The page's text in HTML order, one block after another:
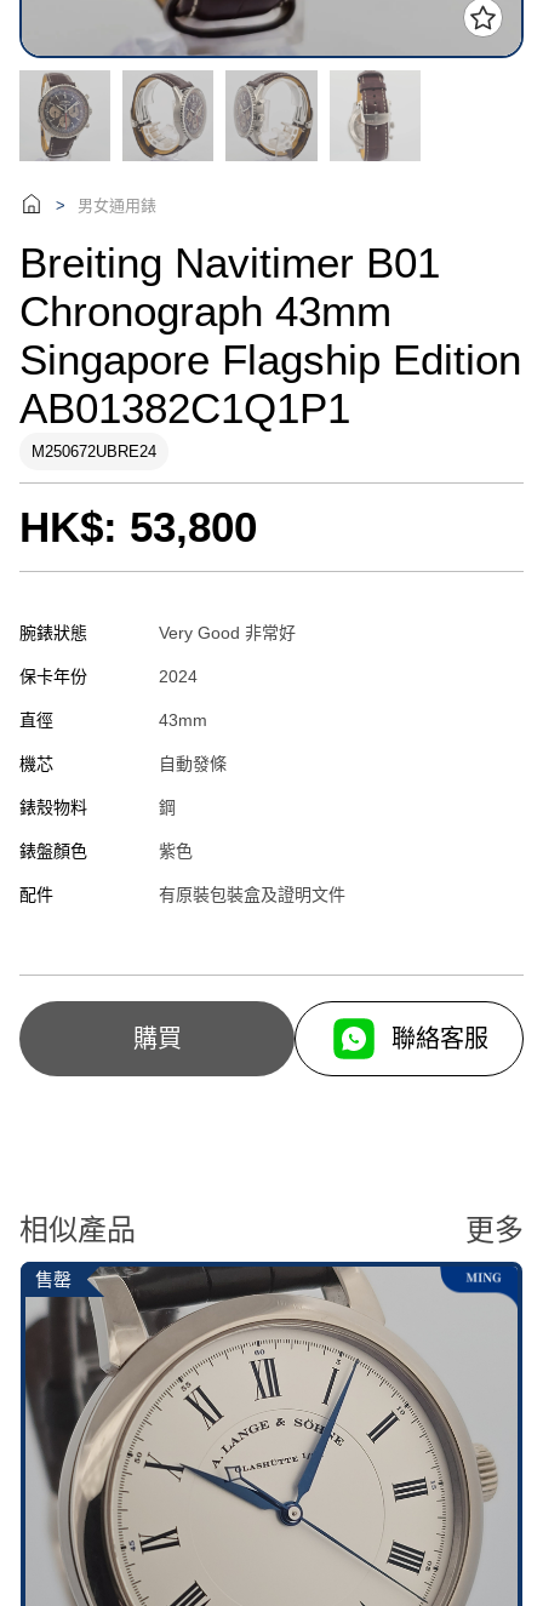
> 男女通用錶
Breiting Navitimer B01
Chronograph 43mm
Singapore Flagship Edition
AB01382C1Q1P1
M250672UBRE24
HK$: 53,800
腕錶狀態 Very Good 非常好
保卡年份 2024
直徑 43mm
機芯 自動發條
錶殼物料 鋼
錶盤顏色 紫色
配件 有原裝包裝盒及證明文件
購買 聯絡客服
相似產品 更多
售罄